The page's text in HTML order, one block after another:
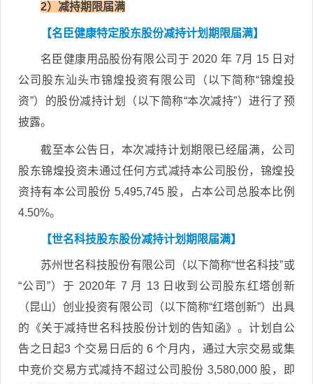
2）减持期限届满
【名臣健康特定股东股份减持计划期限届满】
名臣健康用品股份有限公司于 2020 年 7月 15 日对
公司股东汕头市锦煌投资有限公司（以下简称“锦煌投
资”）的股份减持计划（以下简称“本次减持”）进行了预
披露。
截至本公告日，本次减持计划期限已经届满，公司
股东锦煌投资未通过任何方式减持本公司股份，锦煌投
资持有本公司股份 5,495,745 股，占本公司总股本比例
4.50%。
【世名科技股东股份减持计划期限届满】
苏州世名科技股份有限公司（以下简称“世名科技”或
“公司”）于 2020年 7 月 13 日收到公司股东红塔创新
（昆山）创业投资有限公司（以下简称“红塔创新”）出具
的《关于减持世名科技股份计划的告知函》。计划自公
告之日起3 个交易日后的 6 个月内，通过大宗交易或集
中竞价交易方式减持不超过公司股份 3,580,000 股，即